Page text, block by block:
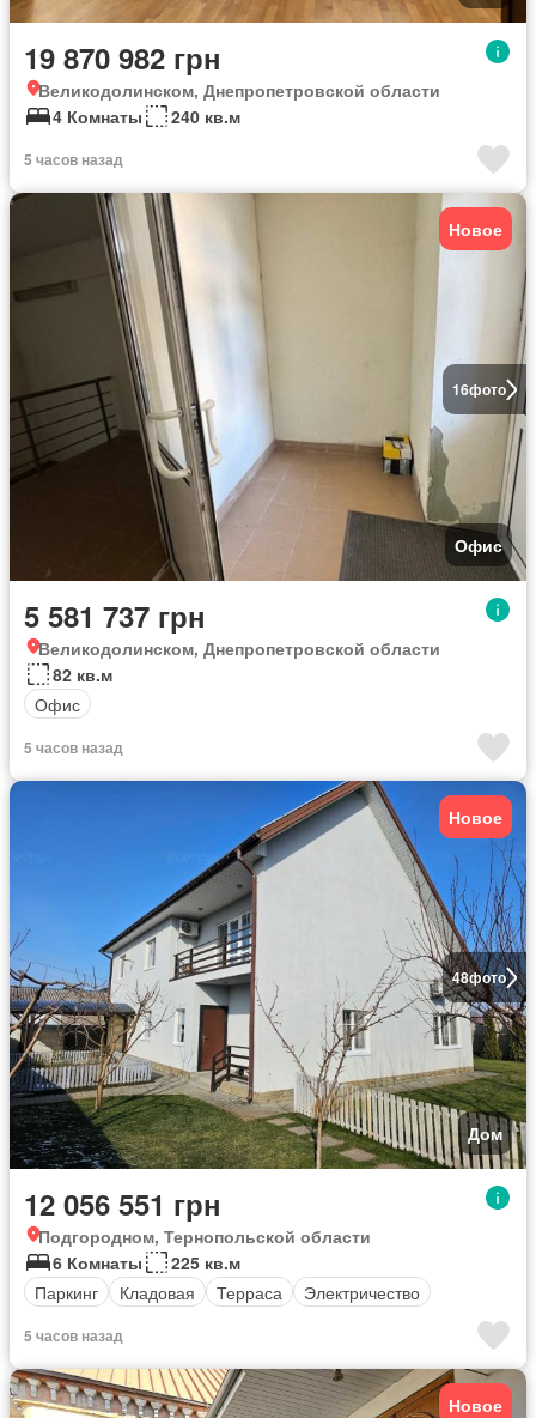
19 870 982 грн
Великодолинском, Днепропетровской области
4 Комнаты
240 кв.м
5 часов назад
16фото
Новое
Офис
5 581 737 грн
Великодолинском, Днепропетровской области
82 кв.м
Офис
5 часов назад
48фото
Новое
Дом
12 056 551 грн
Подгородном, Тернопольской области
6 Комнаты
225 кв.м
Паркинг
Кладовая Терраса Электричество
5 часов назад
Новое